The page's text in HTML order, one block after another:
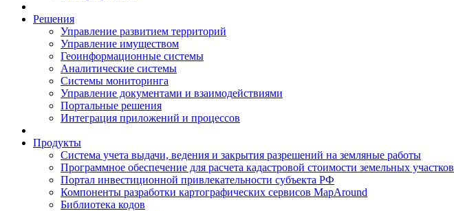
Решения
Управление развитием территорий
Управление имуществом
Геоинформационные системы
Аналитические системы
Системы мониторинга
Управление документами и взаимодействиями
Портальные решения
Интеграция приложений и процессов
Продукты
Система учета выдачи, ведения и закрытия разрешений на земляные работы
Программное обеспечение для расчета кадастровой стоимости земельных участков
Портал инвестиционной привлекательности субъекта РФ
Компоненты разработки картографических сервисов MapAround
Библиотека кодов